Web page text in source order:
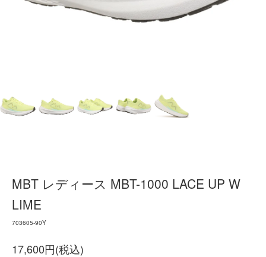
MBT レディース MBT-1000 LACE UP W
LIME
703605-90Y
17,600円(税込)